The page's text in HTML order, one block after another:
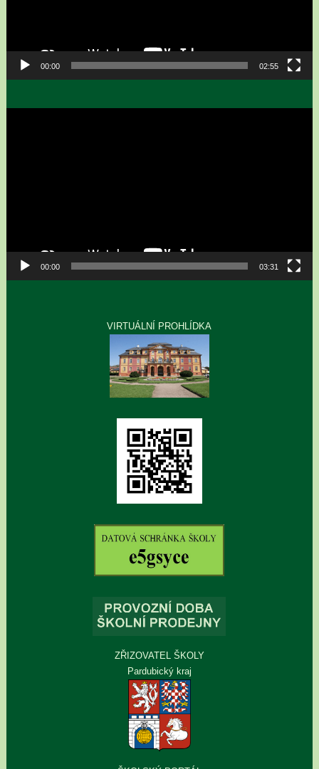
00:00 02:55
00:00 03:31
VIRTUÁLNÍ PROHLÍDKA
ZŘIZOVATEL ŠKOLY
Pardubický kraj